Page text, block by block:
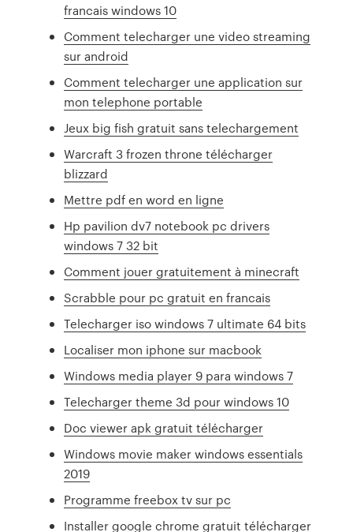
francais windows 10
Comment telecharger une video streaming
sur android
Comment telecharger une application sur
mon telephone portable
Jeux big fish gratuit sans telechargement
Warcraft 3 frozen throne télécharger
blizzard
Mettre pdf en word en ligne
Hp pavilion dv7 notebook pc drivers
windows 7 32 bit
Comment jouer gratuitement à minecraft
Scrabble pour pc gratuit en francais
Telecharger iso windows 7 ultimate 64 bits
Localiser mon iphone sur macbook
Windows media player 9 para windows 7
Telecharger theme 3d pour windows 10
Doc viewer apk gratuit télécharger
Windows movie maker windows essentials
2019
Programme freebox tv sur pc
Installer google chrome gratuit télécharger